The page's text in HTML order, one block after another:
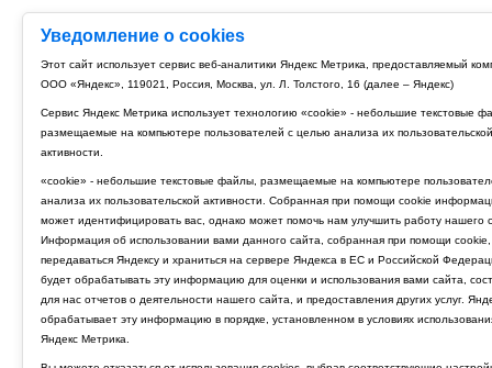
Уведомление о cookies
Этот сайт использует сервис веб-аналитики Яндекс Метрика, предоставляемый
ООО «Яндекс», 119021, Россия, Москва, ул. Л. Толстого, 16 (далее – Яндекс)
Сервис Яндекс Метрика использует технологию «cookie» - небольшие текстовые
размещаемые на компьютере пользователей с целью анализа их пользовательской
активности.
«cookie» - небольшие текстовые файлы, размещаемые на компьютере
анализа их пользовательской активности. Собранная при помощи cookie
может идентифицировать вас, однако может помочь нам улучшить работу нашего
Информация об использовании вами данного сайта, собранная при помощи cookie,
передаваться Яндексу и храниться на сервере Яндекса в ЕС и Российской
будет обрабатывать эту информацию для оценки и использования вами сайта,
для нас отчетов о деятельности нашего сайта, и предоставления других услуг.
обрабатывает эту информацию в порядке, установленном в условиях
Яндекс Метрика.